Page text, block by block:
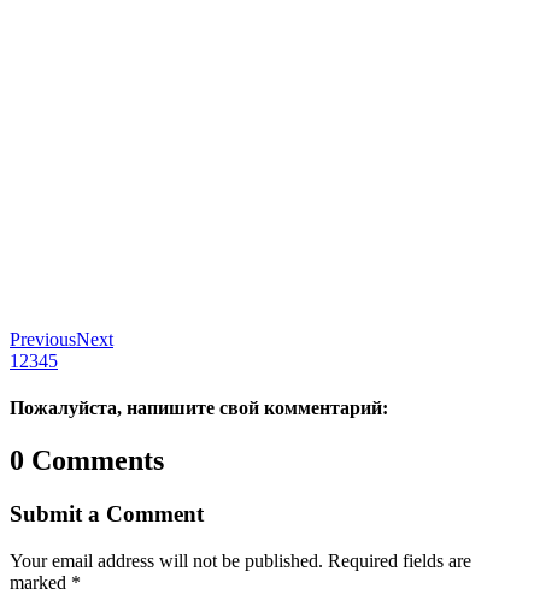
PreviousNext
1 2345
Пожалуйста, напишите свой комментарий:
0 Comments
Submit a Comment
Your email address will not be published. Required fields are
marked *